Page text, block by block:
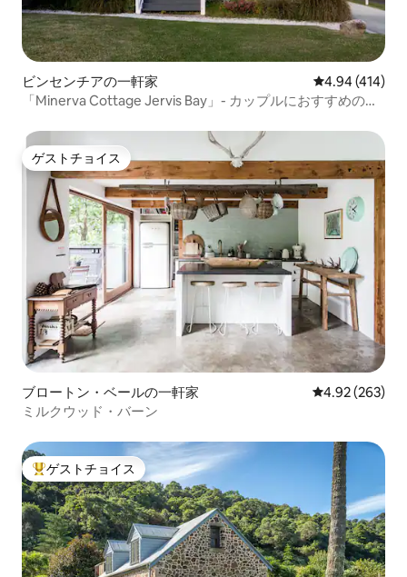
ビンセンチアの一軒家 レビュー414
4.94 (414)
「Minerva Cottage Jervis Bay」- カップルにおすすめの快
ゲストチョイス
ゲストチョイス
ブロートン・ベールの一軒家 レビュー263
4.92 (263)
ミルクウッド・バーン
大好評のゲストチョイスです。
ゲストチョイス